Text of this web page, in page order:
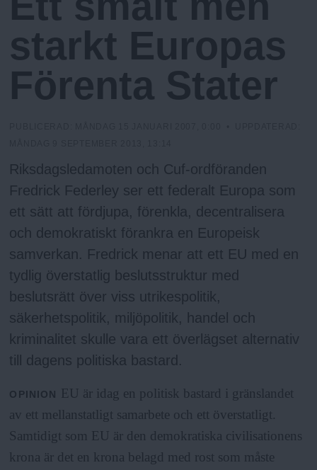
h
o
s
F
r
i
a
n
y
I
N
G
starkt Europas
Förenta Stater
Riksdagsledamoten och Cuf-ordföranden
Fredrick Federley ser ett federalt Europa som
ett sätt att fördjupa, förenkla, decentralisera
och demokratiskt förankra en Europeisk
samverkan. Fredrick menar att ett EU med en
tydlig överstatlig beslutsstruktur med
beslutsrätt över viss utrikespolitik,
säkerhetspolitik, miljöpolitik, handel och
kriminalitet skulle vara ett överlägset alternativ
till dagens politiska bastard.
OPINION
EU är idag en politisk bastard i gränslandet
av ett mellanstatligt samarbete och ett överstatligt.
Samtidigt som EU är den demokratiska civilisationens
krona är det en krona belagd med rost som måste